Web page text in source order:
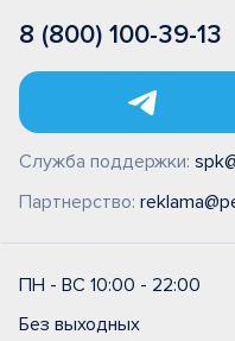
8 (800) 100-39-13
Служба поддержки:
Партнерство:
ПН - ВС 10:00 - 22:00
Без выходных